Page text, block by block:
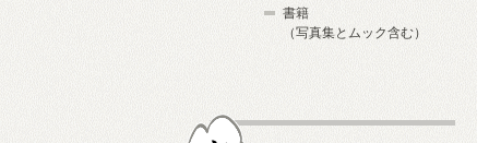
書籍
（写真集とムック含む）